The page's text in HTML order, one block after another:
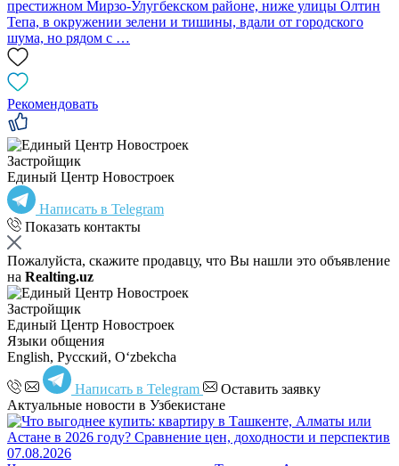
престижном Мирзо-Улугбекском районе, ниже улицы Олтин
Тепа, в окружении зелени и тишины, вдали от городского
шума, но рядом с …
Рекомендовать
Застройщик
Единый Центр Новостроек
Написать в Telegram
Показать контакты
Пожалуйста, скажите продавцу, что Вы нашли это объявление
на Realting.uz
Застройщик
Единый Центр Новостроек
Языки общения
English, Русский, Oʻzbekcha
Написать в Telegram
Оставить заявку
Актуальные новости в Узбекистане
07.08.2026